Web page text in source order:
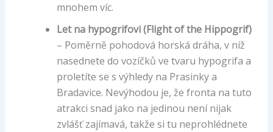
mnohem víc.
Let na hypogrifovi (Flight of the Hippogrif)
– Poměrně pohodová horská dráha, v níž
nasednete do vozíčků ve tvaru hypogrifa a
proletíte se s výhledy na Prasinky a
Bradavice. Nevýhodou je, že fronta na tuto
atrakci snad jako na jedinou není nijak
zvlášť zajímavá, takže si tu neprohlédnete